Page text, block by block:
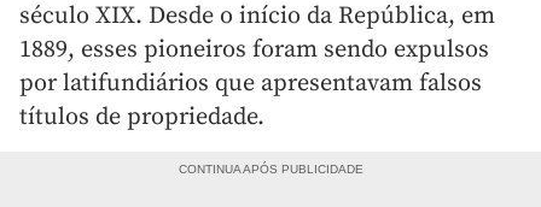
século XIX. Desde o início da República, em
1889, esses pioneiros foram sendo expulsos
por latifundiários que apresentavam falsos
títulos de propriedade.